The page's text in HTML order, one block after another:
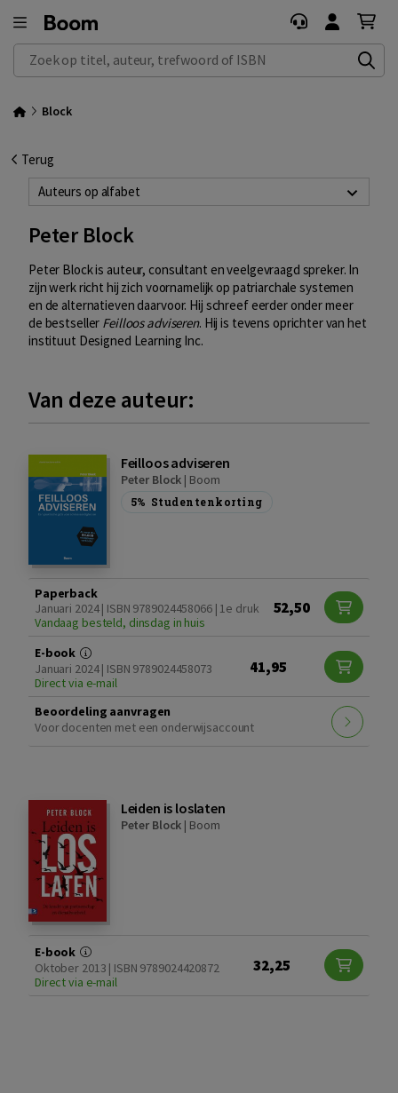
Zoek op titel, auteur, trefwoord of ISBN
Block
Terug
Auteurs op alfabet
Peter Block
Peter Block is auteur, consultant en veelgevraagd spreker. In
zijn werk richt hij zich voornamelijk op patriarchale systemen
en de alternatieven daarvoor. Hij schreef eerder onder meer
de bestseller Feilloos adviseren. Hij is tevens oprichter van het
instituut Designed Learning Inc.
Van deze auteur:
Feilloos adviseren
Peter Block | Boom
5% Studentenkorting
Paperback
Januari 2024 | ISBN 9789024458066 | 1e druk
Vandaag besteld, dinsdag in huis
52,50
E-book
Januari 2024 | ISBN 9789024458073
Direct via e-mail
41,95
Beoordeling aanvragen
Voor docenten met een onderwijsaccount
Leiden is loslaten
Peter Block | Boom
E-book
Oktober 2013 | ISBN 9789024420872
Direct via e-mail
32,25